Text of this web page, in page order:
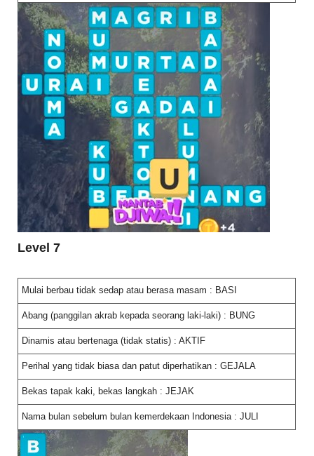
Level 7
Mulai berbau tidak sedap atau berasa masam : BASI
Abang (panggilan akrab kepada seorang laki-laki) : BUNG
Dinamis atau bertenaga (tidak statis) : AKTIF
Perihal yang tidak biasa dan patut diperhatikan : GEJALA
Bekas tapak kaki, bekas langkah : JEJAK
Nama bulan sebelum bulan kemerdekaan Indonesia : JULI